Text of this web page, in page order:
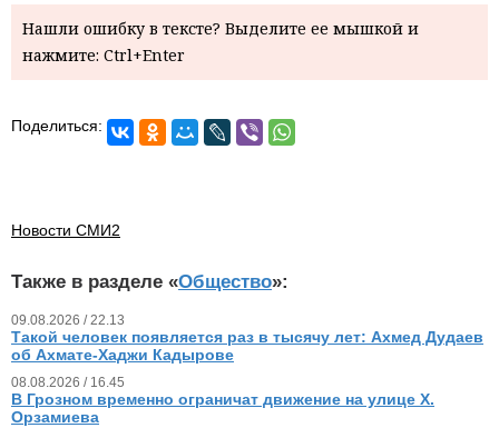
Нашли ошибку в тексте? Выделите ее мышкой и
нажмите: Ctrl+Enter
Поделиться:
Новости СМИ2
Также в разделе «Общество»:
09.08.2026 / 22.13
Такой человек появляется раз в тысячу лет: Ахмед Дудаев
об Ахмате-Хаджи Кадырове
08.08.2026 / 16.45
В Грозном временно ограничат движение на улице Х.
Орзамиева